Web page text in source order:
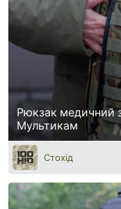
Рюкзак медичний
Мультикам
Стохід